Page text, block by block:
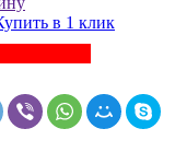
в 1 клик